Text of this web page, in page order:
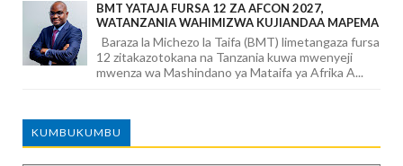
BMT YATAJA FURSA 12 ZA AFCON 2027,
WATANZANIA WAHIMIZWA KUJIANDAA MAPEMA
Baraza la Michezo la Taifa (BMT) limetangaza fursa
12 zitakazotokana na Tanzania kuwa mwenyeji
mwenza wa Mashindano ya Mataifa ya Afrika A...
KUMBUKUMBU